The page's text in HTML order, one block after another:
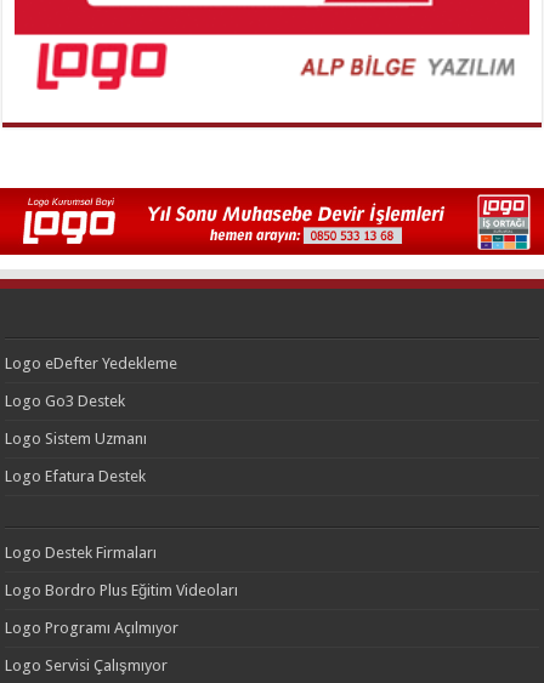
Logo eDefter Yedekleme
Logo Go3 Destek
Logo Sistem Uzmanı
Logo Efatura Destek
Logo Destek Firmaları
Logo Bordro Plus Eğitim Videoları
Logo Programı Açılmıyor
Logo Servisi Çalışmıyor